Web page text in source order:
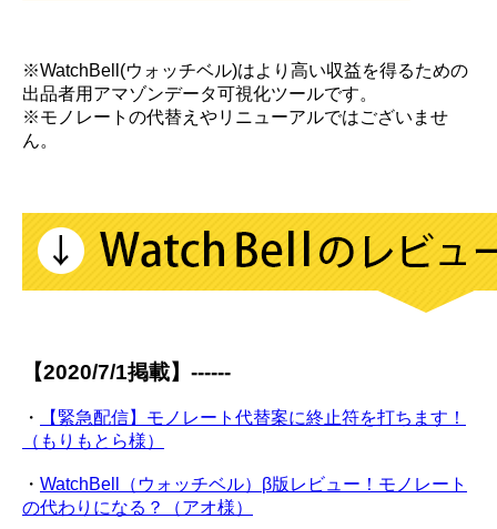
※WatchBell(ウォッチベル)はより高い収益を得るための
出品者用アマゾンデータ可視化ツールです。
※モノレートの代替えやリニューアルではございませ
ん。
【2020/7/1掲載】------
・
【緊急配信】モノレート代替案に終止符を打ちます！
（もりもとら様）
・ WatchBell（ウォッチベル）β版レビュー！モノレート
の代わりになる？（アオ様）